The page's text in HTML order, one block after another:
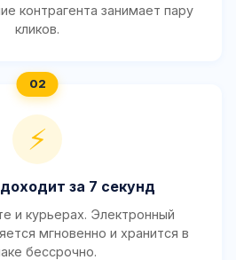
контрагента занимает пару
кликов.
⚡
за 7 секунд
и курьерах. Электронный
мгновенно и хранится в
бессрочно.